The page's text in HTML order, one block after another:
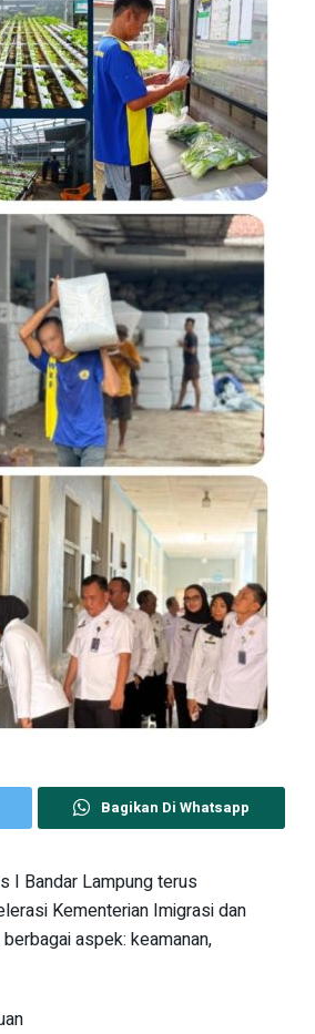
Bagikan Di Whatsapp
I Bandar Lampung terus
Kementerian Imigrasi dan
aspek: keamanan,